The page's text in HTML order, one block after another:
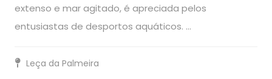
extenso e mar agitado, é apreciada pelos
entusiastas de desportos aquáticos. …
Leça da Palmeira